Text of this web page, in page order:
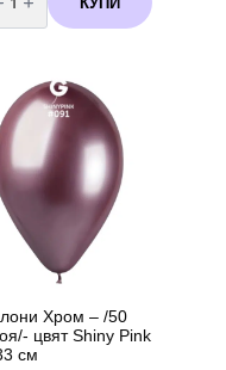
Хром – /50
цвят Shiny Pink
см